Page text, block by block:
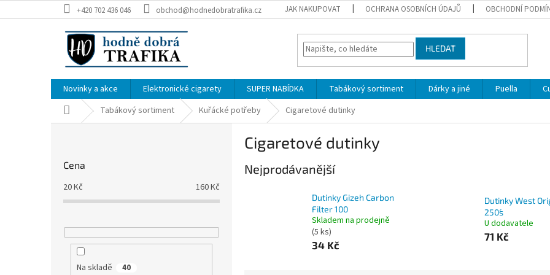
na
+420 702 436 046 obchod@hodnedobratrafika.cz JAK NAKUPOVAT OCHRANA OSOBNÍCH ÚDAJŮ OBCHODNÍ
HLEDAT
Novinky a akce Elektronické cigarety SUPER NABÍDKA Tabákový sortiment Dárky a jiné Puella
Domů Tabákový sortiment Kuřácké potřeby Cigaretové dutinky
Cena
20Kč 160Kč
Na skladě 40
Cigaretové dutinky
Nejprodávanější
Dutinky Gizeh Carbon
Filter 100
Skladem na prodejně
(5 ks)
34 Kč
Dutinky West
250´s
U dodavatele
71 Kč